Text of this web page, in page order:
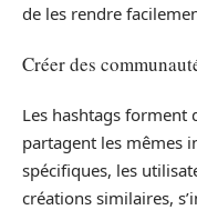
de les rendre
Créer des
Les hashtags forment
partagent les mêmes
spécifiques, les
créations similaires,